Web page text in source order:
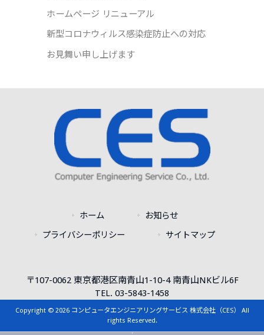
ホームページ リニューアル
新型コロナウィルス感染症防止への対応
お見舞い申し上げます
ホーム お知らせ
プライバシーポリシー サイトマップ
〒107-0062 東京都港区南青山1-10-4 南青山NKビル6F
TEL. 03-5843-1458
Copyright © 2026 コンピュータエンジニアリングサービス 株式会社（CES） All
rights Reserved.